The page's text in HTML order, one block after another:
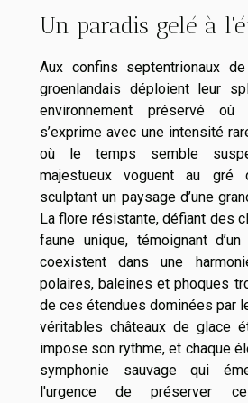
Un paradis gelé à
Aux confins septentrionaux
groenlandais déploient leur
environnement préservé
s’exprime avec une intensité
où le temps semble
majestueux voguent au gré
sculptant un paysage d’une
La flore résistante, défiant des
faune unique, témoignant
coexistent dans une
polaires, baleines et phoques
de ces étendues dominées par
véritables châteaux de glace
impose son rythme, et chaque
symphonie sauvage qui
l'urgence de préserver